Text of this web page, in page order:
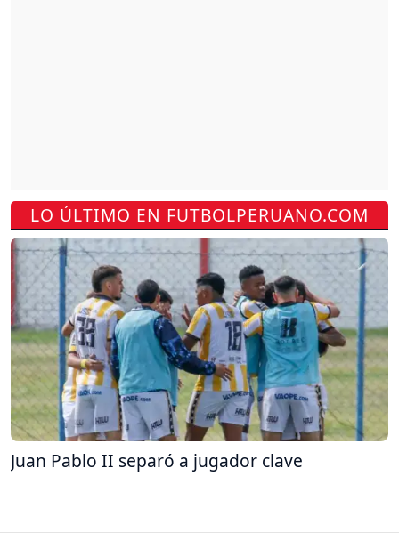
LO ÚLTIMO EN FUTBOLPERUANO.COM
Juan Pablo II separó a jugador clave